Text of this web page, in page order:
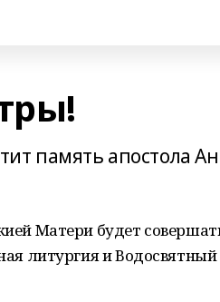
память апостола
Матери будет
литургия и Водосвятный